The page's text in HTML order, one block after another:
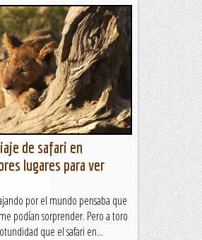
de safari en
lugares para ver
por el mundo pensaba que
podían sorprender. Pero a toro
que el safari en...